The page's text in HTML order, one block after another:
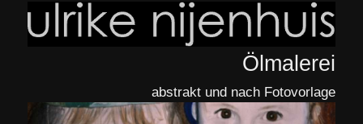
Ölmalerei
abstrakt und nach Fotovorlage